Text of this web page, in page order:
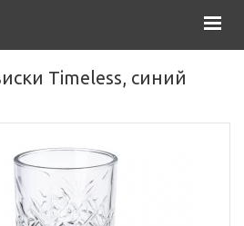
Timeless, синий